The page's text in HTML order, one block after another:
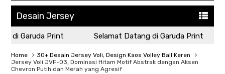
Desain Jersey
Garuda Print Selamat Datang di Garuda Print
Home
30+ Desain Jersey Voli, Design Kaos Volley Ball Keren
Jersey Voli JVF-03, Dominasi Hitam Motif Abstrak dengan Aksen
Chevron Putih dan Merah yang Agresif